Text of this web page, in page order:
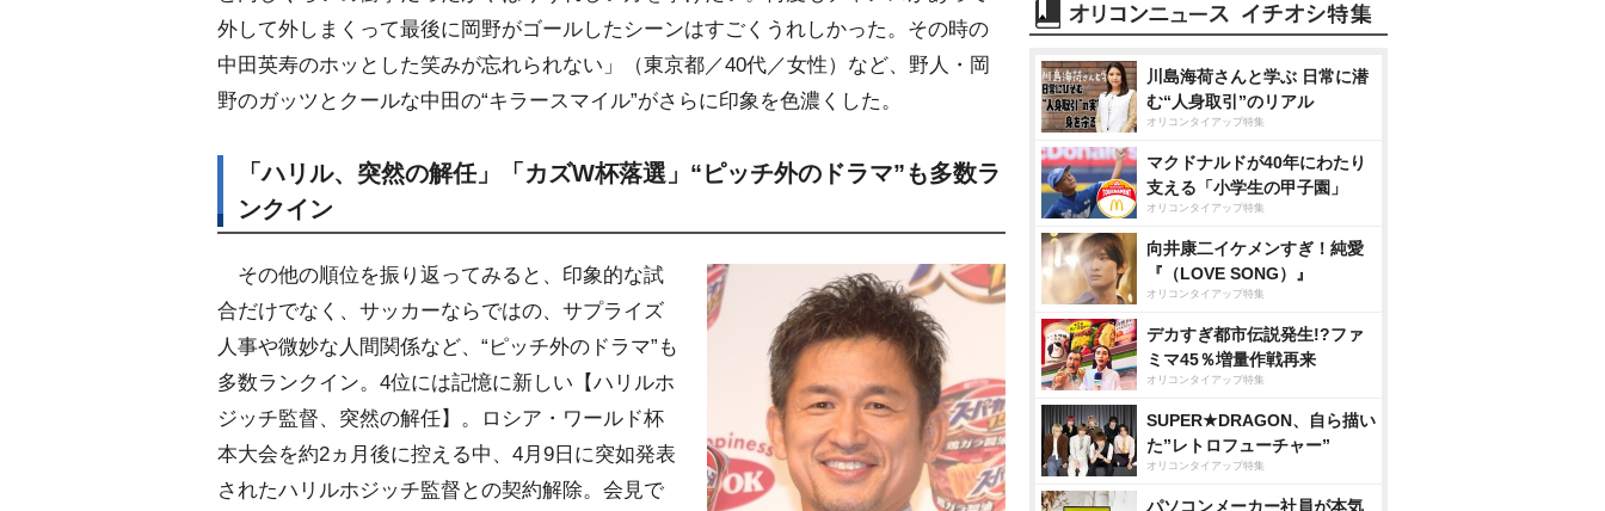
外して外しまくって最後に岡野がゴールしたシーンはすごくうれしかった。その時の
中田英寿のホッとした笑みが忘れられない」（東京都／40代／女性）など、野人・岡
野のガッツとクールな中田の“キラースマイル”がさらに印象を色濃くした。
「ハリル、突然の解任」「カズW杯落選」“ピッチ外のドラマ”も多数ラ
ンクイン
その他の順位を振り返ってみると、印象的な試
合だけでなく、サッカーならではの、サプライズ
人事や微妙な人間関係など、“ピッチ外のドラマ”も
多数ランクイン。4位には記憶に新しい【ハリルホ
ジッチ監督、突然の解任】。ロシア・ワールド杯
本大会を約2ヵ月後に控える中、4月9日に突如発表
されたハリルホジッチ監督との契約解除。会見で
川島海荷さんと学ぶ 日常に潜
む“人身取引”のリアル
オリコンタイアップ特集
マクドナルドが40年にわたり
支える「小学生の甲子園」
オリコンタイアップ特集
向井康二イケメンすぎ！純愛
『（LOVE SONG）』
オリコンタイアップ特集
デカすぎ都市伝説発生!?ファ
ミマ45％増量作戦再来
オリコンタイアップ特集
SUPER★DRAGON、自ら描い
た”レトロフューチャー”
オリコンタイアップ特集
パソコンメーカー社員が本気